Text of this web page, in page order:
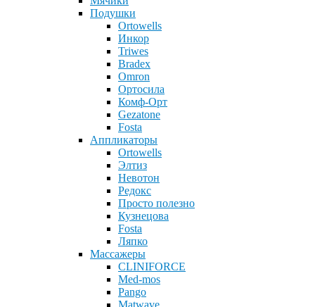
Подушки
Ortowells
Инкор
Triwes
Bradex
Omron
Ортосила
Комф-Орт
Gezatone
Fosta
Аппликаторы
Ortowells
Элтиз
Невотон
Редокс
Просто полезно
Кузнецова
Fosta
Ляпко
Массажеры
CLINIFORCE
Med-mos
Pango
Matwave